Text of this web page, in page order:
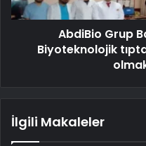
AbdiBio Grup
Biyoteknolojik
İlgili Makaleler